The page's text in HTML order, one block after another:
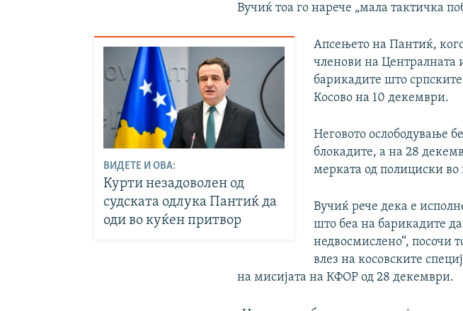
Вучиќ тоа го нарече „мала тактичка
ВИДЕТЕ И ОВА:
Курти незадоволен од
судската одлука Пантиќ да
оди во куќен притвор
Апсењето на Пантиќ,
членови на Централната
барикадите што
Косово на 10 декември.
Неговото ослободување
блокадите, а на 28
мерката од полициски во
Вучиќ рече дека е
што беа на барикадите
недвосмислено“, посочи
влез на косовските
на мисијата на КФОР од 28 декември.